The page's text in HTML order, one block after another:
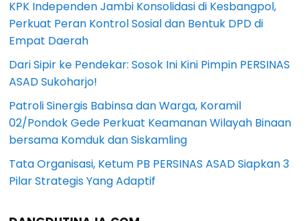
KPK Independen Jambi Konsolidasi di Kesbangpol,
Perkuat Peran Kontrol Sosial dan Bentuk DPD di
Empat Daerah
Dari Sipir ke Pendekar: Sosok Ini Kini Pimpin PERSINAS
ASAD Sukoharjo!
Patroli Sinergis Babinsa dan Warga, Koramil
02/Pondok Gede Perkuat Keamanan Wilayah Binaan
bersama Komduk dan Siskamling
Tata Organisasi, Ketum PB PERSINAS ASAD Siapkan 3
Pilar Strategis Yang Adaptif